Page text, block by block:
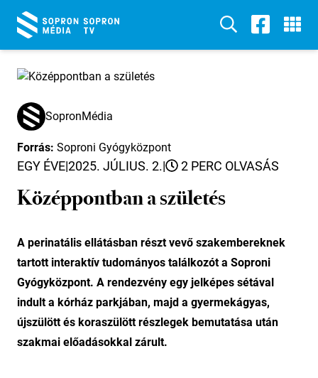
SopronMédia
Forrás: Soproni Gyógyközpont
EGY ÉVE|2025. JÚLIUS. 2.| 2 PERC OLVASÁS
Középpontban a születés
A perinatális ellátásban részt vevő szakembereknek
tartott interaktív tudományos találkozót a Soproni
Gyógyközpont. A rendezvény egy jelképes sétával
indult a kórház parkjában, majd a gyermekágyas,
újszülött és koraszülött részlegek bemutatása után
szakmai előadásokkal zárult.